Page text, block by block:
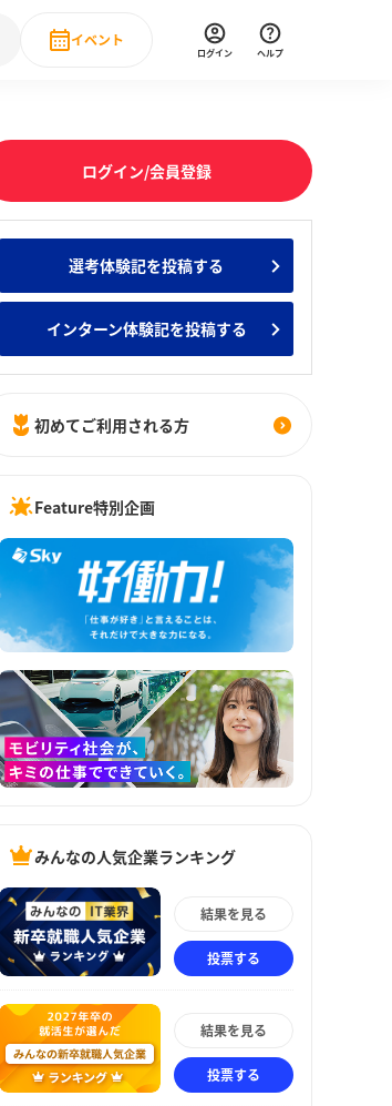
業ランキング みんなのインターン人気企業ランキ
インタビュー
イベント
直近のイベント一覧
ログイン ヘルプ
ログイン/会員登録
選考体験記を投稿する
インターン体験記を投稿する
初めてご利用される方
Feature特別企画
みんなの人気企業ランキング
結果を見る
投票する
結果を見る
投票する